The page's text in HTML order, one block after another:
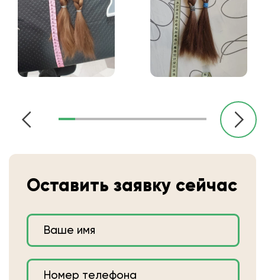
Оставить заявку сейчас